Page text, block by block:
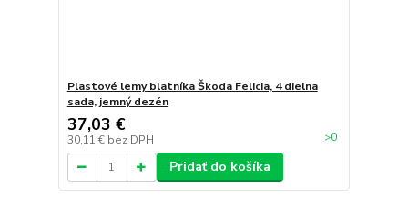
Plastové lemy blatníka Škoda Felicia, 4 dielna
sada, jemný dezén
37,03 €
30,11 € bez DPH >0
Pridať do košíka